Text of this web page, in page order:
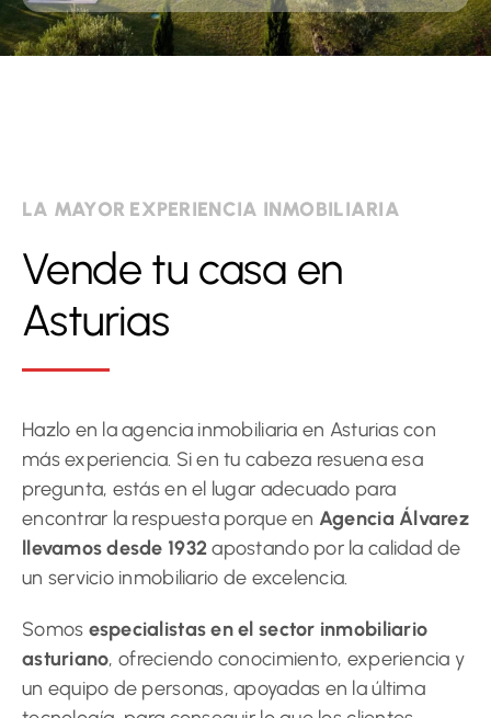
LA MAYOR EXPERIENCIA INMOBILIARIA
Vende tu casa en
Asturias
Hazlo en la agencia inmobiliaria en Asturias con
más experiencia. Si en tu cabeza resuena esa
pregunta, estás en el lugar adecuado para
encontrar la respuesta porque en Agencia Álvarez
llevamos desde 1932apostando por la calidad de
un servicio inmobiliario de excelencia.
Somos especialistas en el sector inmobiliario
asturiano, ofreciendo conocimiento, experiencia y
un equipo de personas, apoyadas en la última